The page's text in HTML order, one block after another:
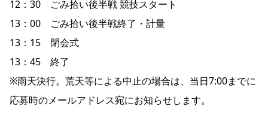
12：30 ごみ拾い後半戦 競技スタート
13：00 ごみ拾い後半戦終了・計量
13：15 閉会式
13：45 終了
※雨天決行。荒天等による中止の場合は、当日7:00までに
応募時のメールアドレス宛にお知らせします。